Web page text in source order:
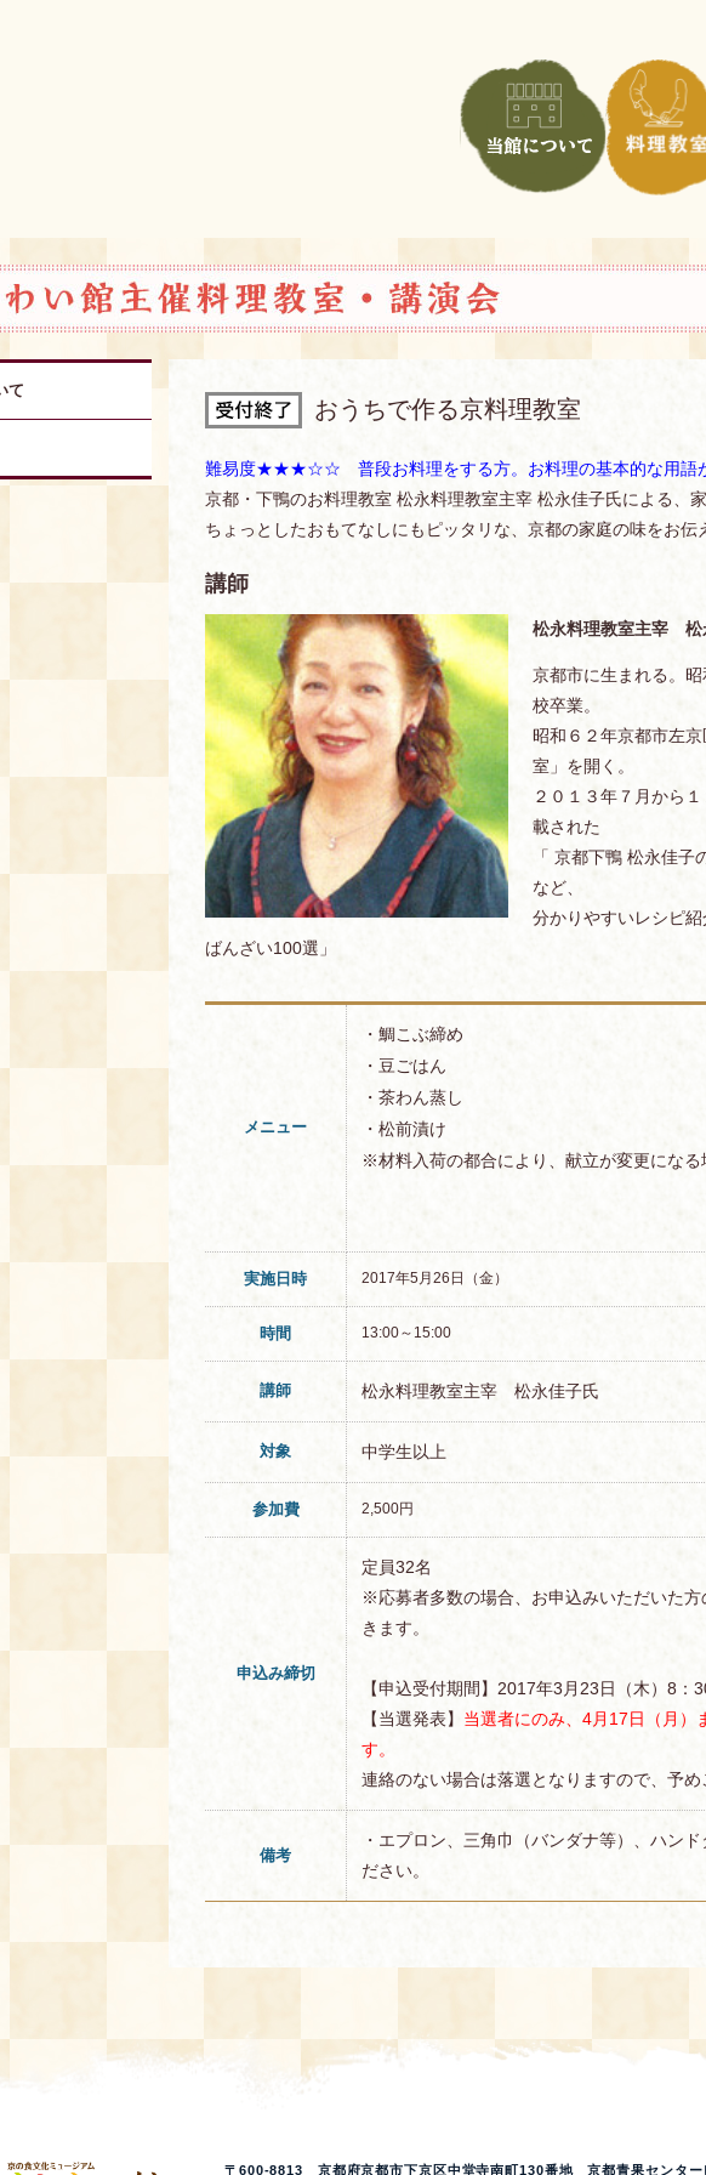
て
おうちで作る京料理教室
難易度★★★☆☆ 普段お料理をする方。お料理の基本的な用語が
京都・下鴨のお料理教室 松永料理教室主宰 松永佳子氏による、
ちょっとしたおもてなしにもピッタリな、京都の家庭の味をお伝
講師
松永料理教室主宰 松
京都市に生まれる。
校卒業。
昭和６２年京都市左
室」を開く。
２０１３年７月から
載された
「 京都下鴨 松永佳
など、
分かりやすいレシピ
ばんざい100選」
メニュー
・鯛こぶ締め
・豆ごはん
・茶わん蒸し
・松前漬け
※材料入荷の都合により、献立が変更になる
実施日時 2017年5月26日（金）
時間 13:00～15:00
講師 松永料理教室主宰 松永佳子氏
対象 中学生以上
参加費 2,500円
申込み締切
定員32名
※応募者多数の場合、お申込みいただいた
きます。
【申込受付期間】2017年3月23日（木）8：
【当選発表】 当選者にのみ、4月17日（月）
す。
連絡のない場合は落選となりますので、予め
備考
・エプロン、三角巾（バンダナ等）、ハン
ださい。
〒600-8813 京都府京都市下京区中堂寺南町130番地 京都青果センター